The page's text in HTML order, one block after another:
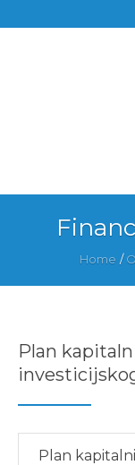
Home /
Plan
Plan